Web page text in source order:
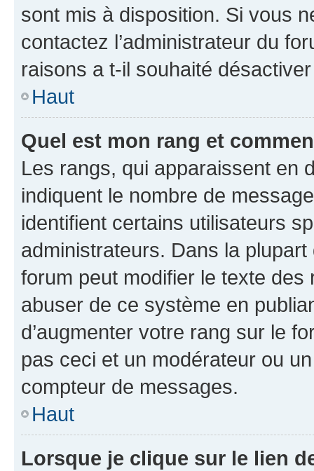
sont mis à disposition. Si vous
contactez l’administrateur du
raisons a t-il souhaité
Haut
Quel est mon rang et
Les rangs, qui apparaissent en
indiquent le nombre de
identifient certains utilisateurs
administrateurs. Dans la
forum peut modifier le texte
abuser de ce système en
d’augmenter votre rang sur le
pas ceci et un modérateur ou
compteur de messages.
Haut
Lorsque je clique sur le lien